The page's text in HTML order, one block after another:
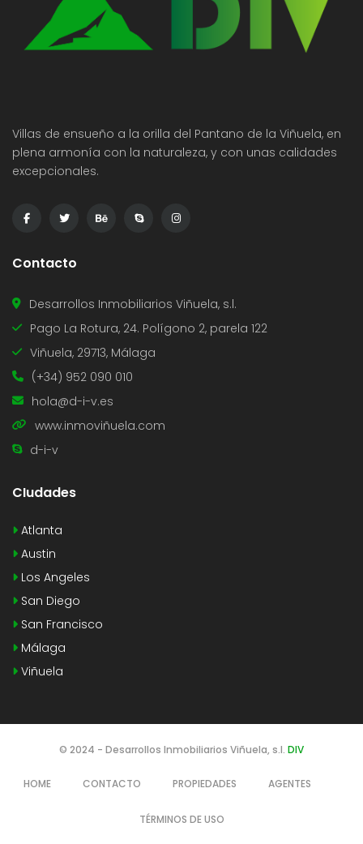
Villas de ensueño a la orilla del Pantano de la Viñuela, en
plena armonía con la naturaleza, y con unas calidades
excepcionales.
Contacto
Desarrollos Inmobiliarios Viñuela, s.l.
Pago La Rotura, 24. Polígono 2, parela 122
Viñuela, 29713, Málaga
(+34) 952 090 010
hola@d-i-v.es
www.inmoviñuela.com
d-i-v
CIudades
Atlanta
Austin
Los Angeles
San Diego
San Francisco
Málaga
Viñuela
© 2024 - Desarrollos Inmobiliarios Viñuela, s.l. DIV
HOME CONTACTO PROPIEDADES AGENTES
TÉRMINOS DE USO